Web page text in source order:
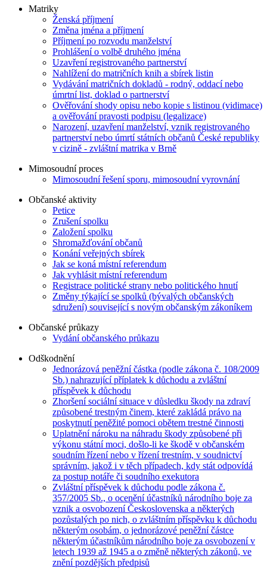
Matriky
Ženská příjmení
Změna jména a příjmení
Příjmení po rozvodu manželství
Prohlášení o volbě druhého jména
Uzavření registrovaného partnerství
Nahlížení do matričních knih a sbírek listin
Vydávání matričních dokladů - rodný, oddací nebo
úmrtní list, doklad o partnerství
Ověřování shody opisu nebo kopie s listinou (vidimace)
a ověřování pravosti podpisu (legalizace)
Narození, uzavření manželství, vznik registrovaného
partnerství nebo úmrtí státních občanů České republiky
v cizině - zvláštní matrika v Brně
Mimosoudní proces
Mimosoudní řešení sporu, mimosoudní vyrovnání
Občanské aktivity
Petice
Zrušení spolku
Založení spolku
Shromažďování občanů
Konání veřejných sbírek
Jak se koná místní referendum
Jak vyhlásit místní referendum
Registrace politické strany nebo politického hnutí
Změny týkající se spolků (bývalých občanských
sdružení) související s novým občanským zákoníkem
Občanské průkazy
Vydání občanského průkazu
Odškodnění
Jednorázová peněžní částka (podle zákona č. 108/2009
Sb.) nahrazující příplatek k důchodu a zvláštní
příspěvek k důchodu
Zhoršení sociální situace v důsledku škody na zdraví
způsobené trestným činem, které zakládá právo na
poskytnutí peněžité pomoci obětem trestné činnosti
Uplatnění nároku na náhradu škody způsobené při
výkonu státní moci, došlo-li ke škodě v občanském
soudním řízení nebo v řízení trestním, v soudnictví
správním, jakož i v těch případech, kdy stát odpovídá
za postup notáře či soudního exekutora
Zvláštní příspěvek k důchodu podle zákona č.
357/2005 Sb., o ocenění účastníků národního boje za
vznik a osvobození Československa a některých
pozůstalých po nich, o zvláštním příspěvku k důchodu
některým osobám, o jednorázové peněžní částce
některým účastníkům národního boje za osvobození v
letech 1939 až 1945 a o změně některých zákonů, ve
znění pozdějších předpisů